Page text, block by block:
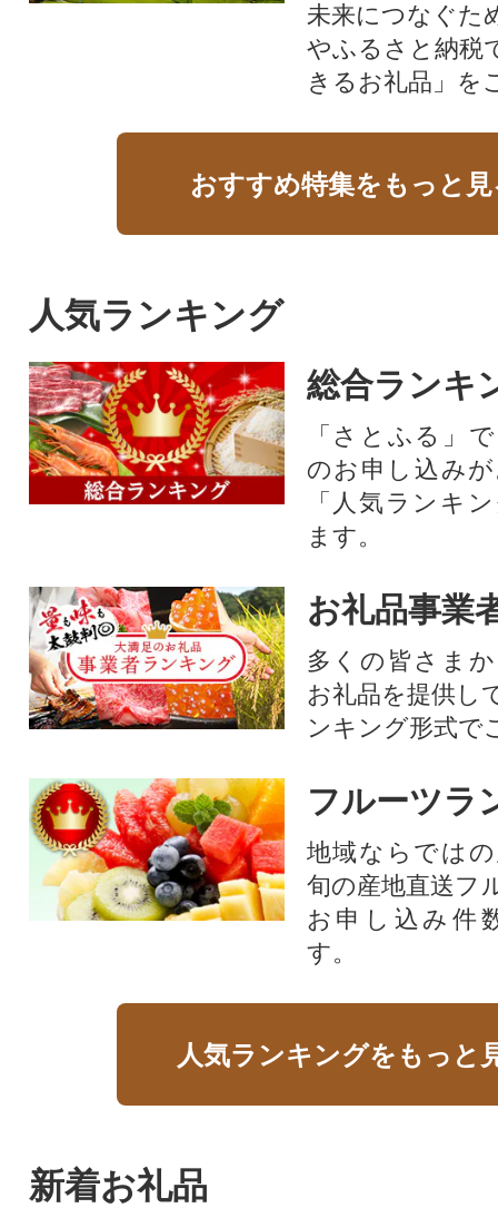
未来につなぐた
やふるさと納税
きるお礼品」を
おすすめ特集をもっと
人気ランキング
総合ランキ
「さとふる」
のお申し込み
「人気ランキ
ます。
お礼品事業
多くの皆さま
お礼品を提供し
ンキング形式で
フルーツラ
地域ならでは
旬の産地直送フ
お申し込み件
す。
人気ランキングをもっと
新着お礼品